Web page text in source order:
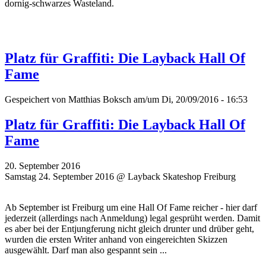
dornig-schwarzes Wasteland.
Platz für Graffiti: Die Layback Hall Of
Fame
Gespeichert von Matthias Boksch am/um Di, 20/09/2016 - 16:53
Platz für Graffiti: Die Layback Hall Of
Fame
20. September 2016
Samstag 24. September 2016 @ Layback Skateshop Freiburg
Ab September ist Freiburg um eine Hall Of Fame reicher - hier darf
jederzeit (allerdings nach Anmeldung) legal gesprüht werden. Damit
es aber bei der Entjungferung nicht gleich drunter und drüber geht,
wurden die ersten Writeranhand von eingereichten Skizzen
ausgewählt. Darf man also gespannt sein ...